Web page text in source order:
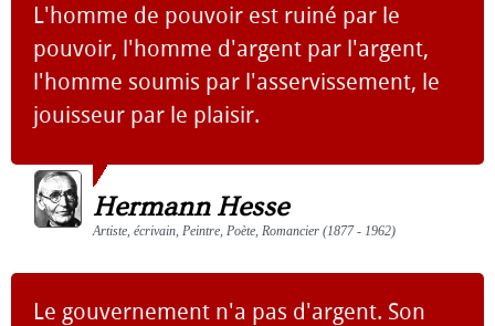
L'homme de pouvoir est ruiné par le
pouvoir, l'homme d'argent par l'argent,
l'homme soumis par l'asservissement, le
jouisseur par le plaisir.
Hermann Hesse
Artiste, écrivain, Peintre, Poète, Romancier (1877 - 1962)
Le gouvernement n'a pas d'argent. Son